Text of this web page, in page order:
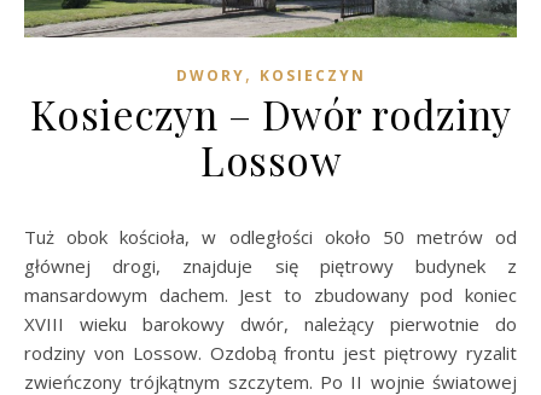
DWORY, KOSIECZYN
Kosieczyn – Dwór rodziny
Lossow
Tuż obok kościoła, w odległości około 50 metrów od
głównej drogi, znajduje się piętrowy budynek z
mansardowym dachem. Jest to zbudowany pod koniec
XVIII wieku barokowy dwór, należący pierwotnie do
rodziny von Lossow. Ozdobą frontu jest piętrowy ryzalit
zwieńczony trójkątnym szczytem. Po II wojnie światowej